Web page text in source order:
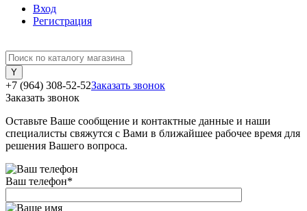
Вход
Регистрация
+7 (964) 308-52-52Заказать звонок
Заказать звонок
Оставьте Ваше сообщение и контактные данные и наши
специалисты свяжутся с Вами в ближайшее рабочее время для
решения Вашего вопроса.
Ваш телефон*